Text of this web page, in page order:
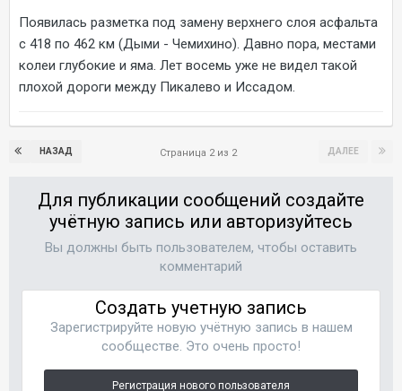
Появилась разметка под замену верхнего слоя асфальта
с 418 по 462 км (Дыми - Чемихино). Давно пора, местами
колеи глубокие и яма. Лет восемь уже не видел такой
плохой дороги между Пикалево и Иссадом.
НАЗАД ДАЛЕЕ
Страница 2 из 2
Для публикации сообщений создайте
учётную запись или авторизуйтесь
Вы должны быть пользователем, чтобы оставить
комментарий
Создать учетную запись
Зарегистрируйте новую учётную запись в нашем
сообществе. Это очень просто!
Регистрация нового пользователя